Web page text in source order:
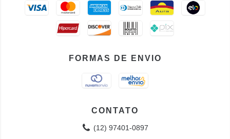
FORMAS DE ENVIO
CONTATO
(12) 97401-0897